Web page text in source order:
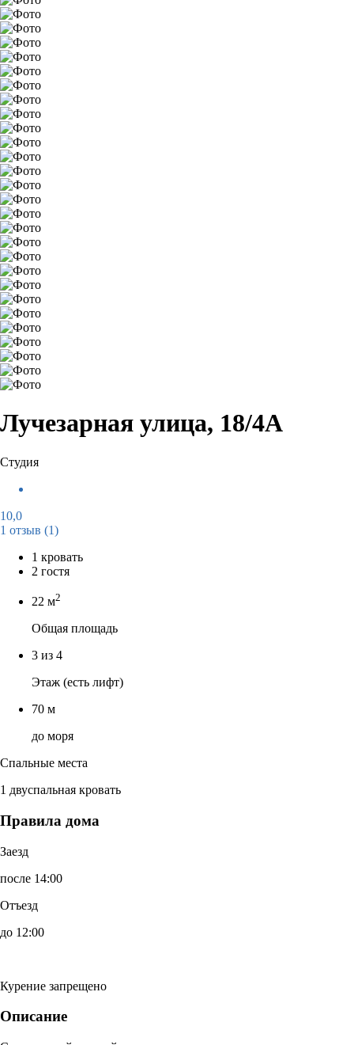
Лучезарная улица, 18/4А
Студия
10,0
1 отзыв (1)
1 кровать
2 гостя
22 м2
Общая площадь
3 из 4
Этаж (есть лифт)
70 м
до моря
Спальные места
1 двуспальная кровать
Правила дома
Заезд
после 14:00
Отъезд
до 12:00
Курение запрещено
Описание